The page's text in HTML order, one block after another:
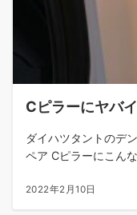
Cピラーにヤバ
ダイハツタントのデ
ペア Cピラーにこん
2022年2月10日